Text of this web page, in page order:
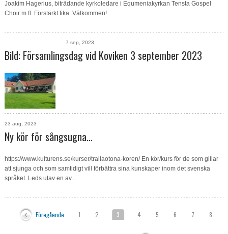
Joakim Hagerius, biträdande kyrkoledare i Equmeniakyrkan Tensta Gospel
Choir m.fl. Förstärkt fika. Välkommen!
7 sep, 2023
Bild: Församlingsdag vid Koviken 3 september 2023
23 aug, 2023
Ny kör för sångsugna…
https://www.kulturens.se/kurser/trallaotona-koren/ En kör/kurs för de som gillar
att sjunga och som samtidigt vill förbättra sina kunskaper inom det svenska
språket. Leds utav en av...
Föregående 1 2 3 4 5 6 7 8